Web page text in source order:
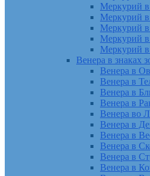
Меркурий
Меркурий
Меркурий в
Меркурий
Меркурий
Венера в знаках
Венера в
Венера в
Венера в
Венера в
Венера во
Венера в
Венера в
Венера в
Венера в
Венера в